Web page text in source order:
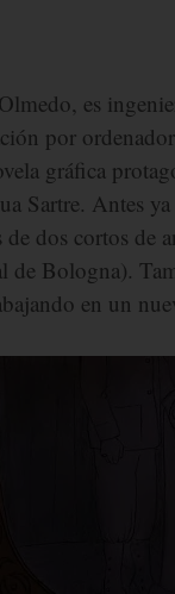
es
por
gráfica
Sartre. Antes
de dos cortos
de Bologna).
en un